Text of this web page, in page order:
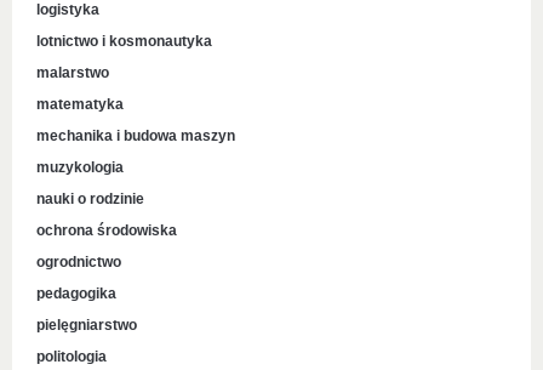
logistyka
lotnictwo i kosmonautyka
malarstwo
matematyka
mechanika i budowa maszyn
muzykologia
nauki o rodzinie
ochrona środowiska
ogrodnictwo
pedagogika
pielęgniarstwo
politologia